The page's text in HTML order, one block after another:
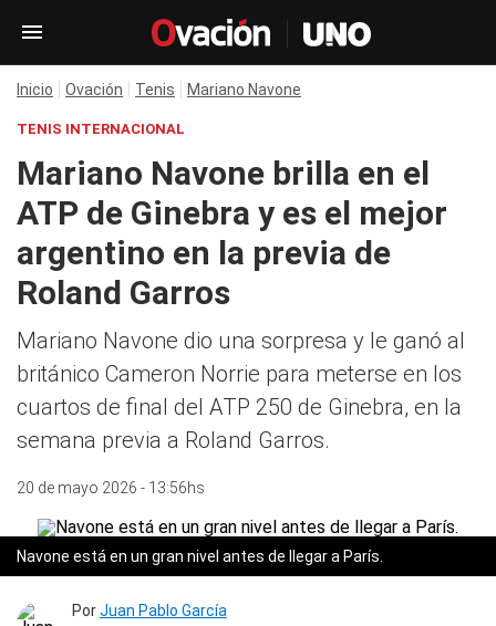
Inicio Ovación Tenis Mariano Navone
TENIS INTERNACIONAL
Mariano Navone brilla en el
ATP de Ginebra y es el mejor
argentino en la previa de
Roland Garros
Mariano Navone dio una sorpresa y le ganó al
británico Cameron Norrie para meterse en los
cuartos de final del ATP 250 de Ginebra, en la
semana previa a Roland Garros.
20 de mayo 2026 - 13:56hs
Navone está en un gran nivel antes de llegar a París.
PorJuan Pablo García